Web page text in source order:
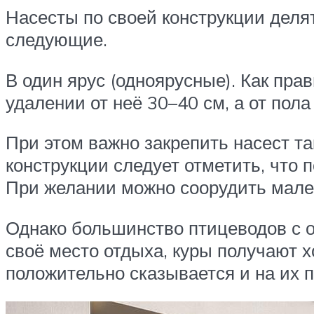
Насесты по своей конструкции
следующие.
В один ярус (одноярусные). Как
удалении от неё 30–40 см, а от
При этом важно закрепить насест
конструкции следует отметить, что
При желании можно соорудить
Однако большинство птицеводов с
своё место отдыха, куры получают
положительно сказывается и на их